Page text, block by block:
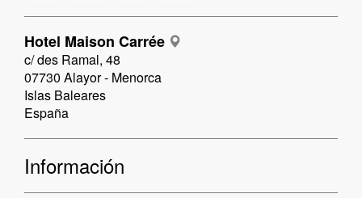
Hotel Maison Carrée
c/ des Ramal, 48
07730 Alayor - Menorca
Islas Baleares
España
Información